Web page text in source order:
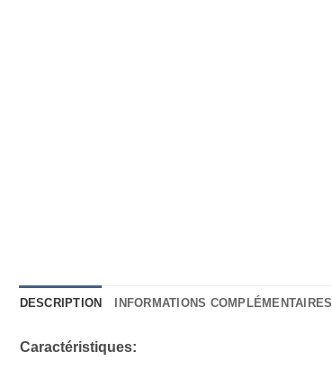
DESCRIPTION INFORMATIONS COMPLÉMENTAIRES
Caractéristiques: